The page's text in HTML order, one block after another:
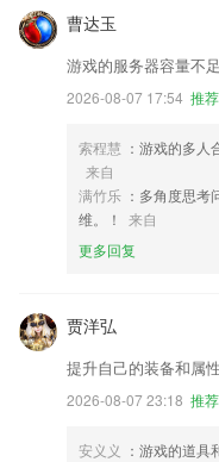
曹达玉
游戏的服务器容量不
2026-08-07 17:54 推荐
索程慧 ：游戏的多人
来自
满竹乐 ：多角度思
维。！
来自
更多回复
贾洋弘
提升自己的装备和属
2026-08-07 23:18 推荐
安义义 ：游戏的道